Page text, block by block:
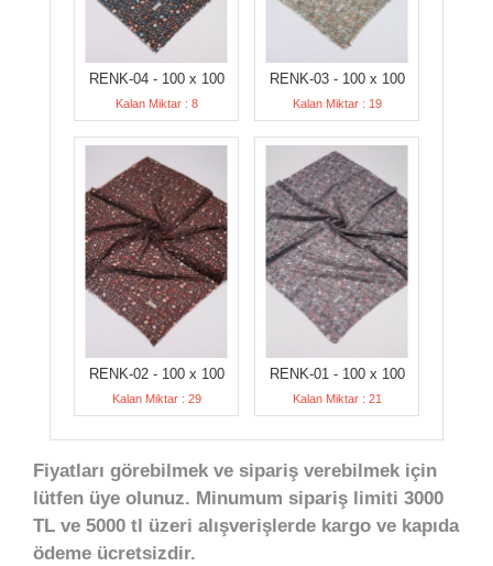
RENK-04 - 100 x 100
Kalan Miktar : 8
RENK-03 - 100 x 100
Kalan Miktar : 19
RENK-02 - 100 x 100
Kalan Miktar : 29
RENK-01 - 100 x 100
Kalan Miktar : 21
Fiyatları görebilmek ve sipariş verebilmek için
lütfen üye olunuz. Minumum sipariş limiti 3000
TL ve 5000 tl üzeri alışverişlerde kargo ve kapıda
ödeme ücretsizdir.